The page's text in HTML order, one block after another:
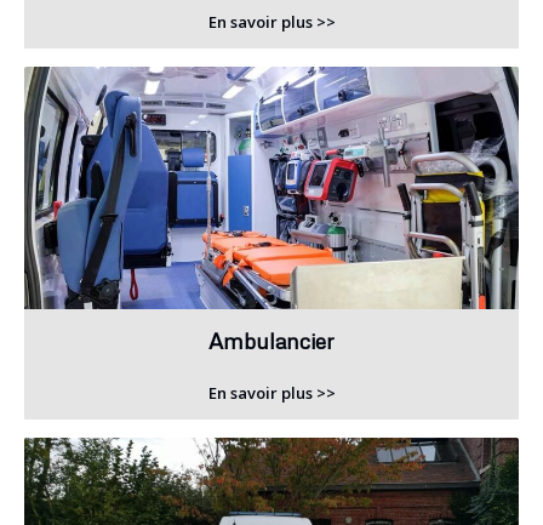
En savoir plus >>
Ambulancier
En savoir plus >>